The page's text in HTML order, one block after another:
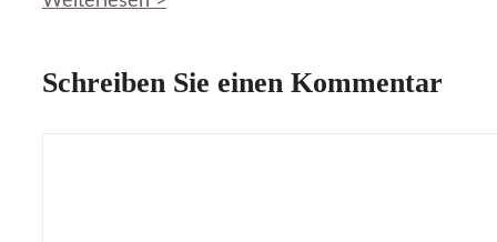
Schreiben Sie einen Kommentar